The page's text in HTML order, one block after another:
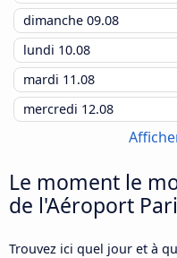
dimanche 09.08
lundi 10.08
mardi 11.08
mercredi 12.08
Le moment le
de l'Aéroport
Trouvez ici quel jour et à